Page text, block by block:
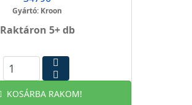
Gyártó: Kroon
Raktáron 5+ db
KOSÁRBA RAKOM!